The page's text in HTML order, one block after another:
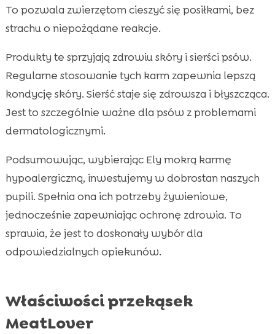
To pozwala zwierzętom cieszyć się posiłkami, bez
strachu o niepożądane reakcje.
Produkty te sprzyjają zdrowiu skóry i sierści psów.
Regularne stosowanie tych karm zapewnia lepszą
kondycję skóry. Sierść staje się zdrowsza i błyszcząca.
Jest to szczególnie ważne dla psów z problemami
dermatologicznymi.
Podsumowując, wybierając Ely mokrą karmę
hypoalergiczną, inwestujemy w dobrostan naszych
pupili. Spełnia ona ich potrzeby żywieniowe,
jednocześnie zapewniając ochronę zdrowia. To
sprawia, że jest to doskonały wybór dla
odpowiedzialnych opiekunów.
Właściwości przekąsek
MeatLover